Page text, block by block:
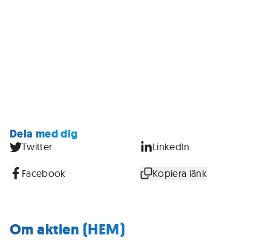
Dela med dig
Twitter LinkedIn
Facebook Kopiera länk
Om aktien (HEM)